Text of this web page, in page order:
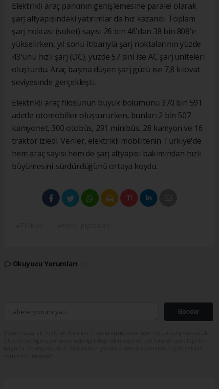
Elektrikli araç parkının genişlemesine paralel olarak
şarj altyapısındaki yatırımlar da hız kazandı. Toplam
şarj noktası (soket) sayısı 26 bin 46'dan 38 bin 808'e
yükselirken, yıl sonu itibarıyla şarj noktalarının yüzde
43'ünü hızlı şarj (DC), yüzde 57'sini ise AC şarj üniteleri
oluşturdu. Araç başına düşen şarj gücü ise 7,8 kilovat
seviyesinde gerçekleşti.
Elektrikli araç filosunun büyük bölümünü 370 bin 591
adetle otomobiller oluştururken, bunları 2 bin 507
kamyonet, 300 otobüs, 291 minibüs, 28 kamyon ve 16
traktör izledi. Veriler, elektrikli mobilitenin Türkiye'de
hem araç sayısı hem de şarj altyapısı bakımından hızlı
büyümesini sürdürdüğünü ortaya koydu.
Okuyucu Yorumları
Gönder